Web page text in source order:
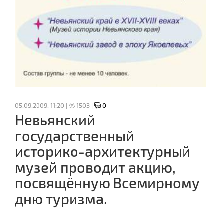
05.09.2009, 11:20 | 1503 | 0
Невьянский
государственный
историко-архитектурный
музей проводит акцию,
посвящённую Всемирному
дню туризма.